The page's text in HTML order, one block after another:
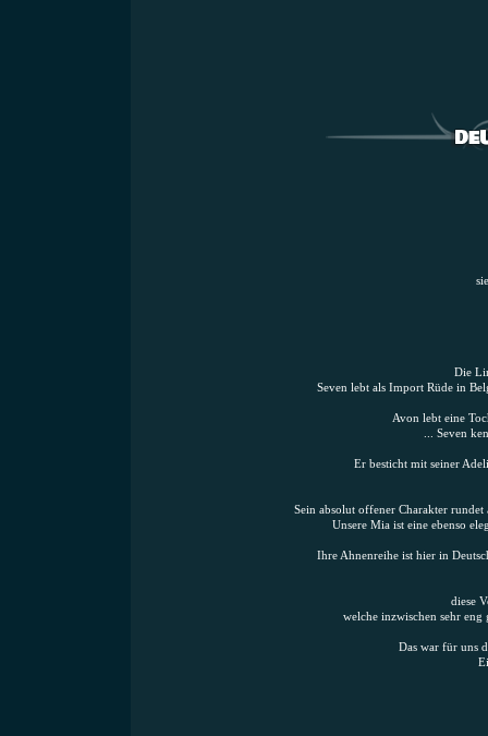
Die
Seven lebt als Import Rüde in
Avon lebt eine
... Seven
Er besticht mit seiner
Sein absolut offener Charakter
Unsere Mia ist eine ebenso
Ihre Ahnenreihe ist hier in
diese
welche inzwischen sehr
Das war für uns